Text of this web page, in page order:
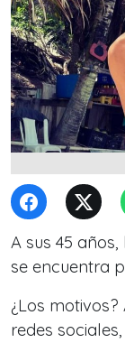
A sus 45
se encuentra
¿Los
redes